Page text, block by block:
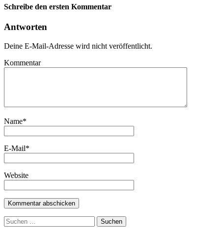
Schreibe den ersten Kommentar
Antworten
Deine E-Mail-Adresse wird nicht veröffentlicht.
Kommentar
Name*
E-Mail*
Website
Suchen
nach: